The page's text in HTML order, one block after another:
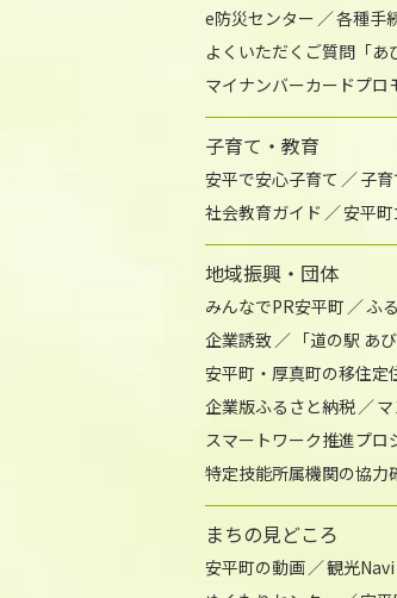
e防災センター 各種手
よくいただくご質問「あ
マイナンバーカードプロ
子育て・教育
安平で安心子育て 子
社会教育ガイド
安平
地域振興・団体
みんなでPR安平町 ふ
企業誘致
「道の駅 あ
安平町・厚真町の移住定
企業版ふるさと納税
スマートワーク推進プロ
特定技能所属機関の協力
まちの見どころ
安平町の動画 観光Navi